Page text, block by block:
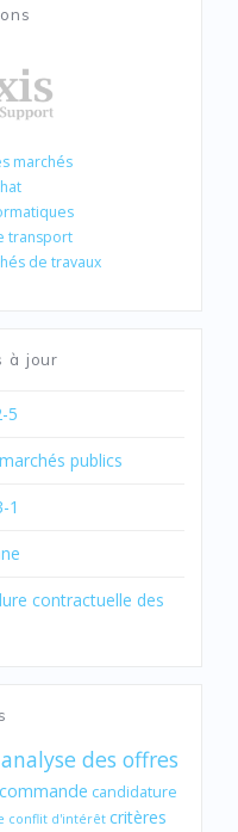
marchés
transport
de travaux
à jour
5
publics
1
contractuelle des
analyse des offres
candidature
conflit d'intérêt critères